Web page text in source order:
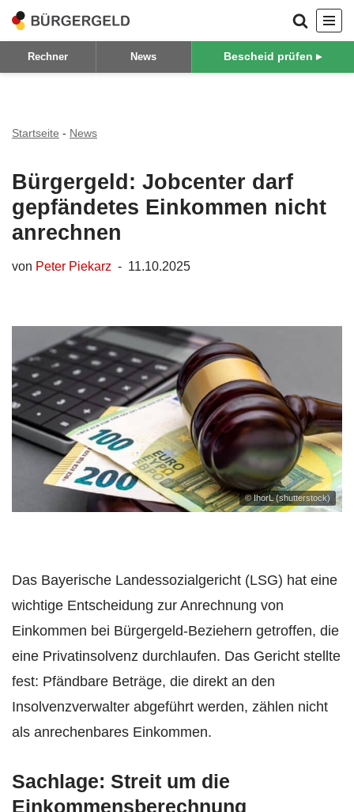
Zum
Inhalt
Rechner News Bescheid prüfen ▸
Startseite - News
Bürgergeld: Jobcenter darf
gepfändetes Einkommen nicht
anrechnen
von Peter Piekarz 11.10.2025
© IhorL (shutterstock)
Das Bayerische Landessozialgericht (LSG) hat eine
wichtige Entscheidung zur Anrechnung von
Einkommen bei Bürgergeld-Beziehern getroffen, die
eine Privatinsolvenz durchlaufen. Das Gericht stellte
fest: Pfändbare Beträge, die direkt an den
Insolvenzverwalter abgeführt werden, zählen nicht
als anrechenbares Einkommen.
Sachlage: Streit um die
Einkommensberechnung